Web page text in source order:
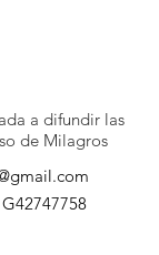
a difundir las
de Milagros
G42747758